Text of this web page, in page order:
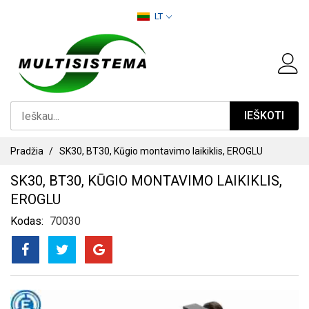
LT
IEŠKOTI
Pradžia SK30, BT30, Kūgio montavimo laikiklis, EROGLU
SK30, BT30, KŪGIO MONTAVIMO LAIKIKLIS,
EROGLU
Kodas 70030
PEREITI